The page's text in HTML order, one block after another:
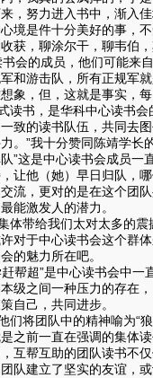
，努力进入书中，渐入
境是件十分美好的事，
获，聊涂尔干，聊韦伯
会的成员，他们可能来
和游击队，所有正规军
象，但，这就是事实，
书，是华科中心读书会
致的读书队伍，共同去
。”我十分赞同陈靖学长
”这是中心读书会成员一
让他（她）早日归队，
流，更对的是在这个团
能激发人的潜力。
带给我们太对太多的震
对于中心读书会这个群
的魅力所在吧。
超”是中心读书会中一
级之间一种压力的存在
自己，共同进步。
将团队中的精神喻为“狼
之前一直在强调的集体
互帮互助的团队读书不
队建立了坚实的友谊，